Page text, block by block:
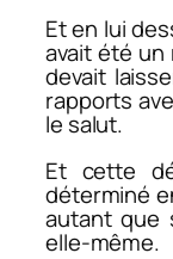
Et en lui
avait été
devait
rapports
le salut.
Et cette
déterminé
autant que
elle-même.